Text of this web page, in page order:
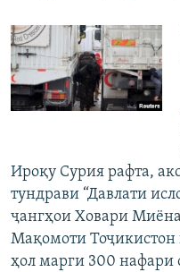
Ироқу Сурия рафта,
тундрави “Давлати
ҷангҳои Ховари
Мақомоти Тоҷикистон
ҳол марги 300 нафари